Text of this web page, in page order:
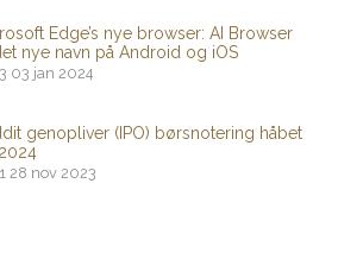
Edge’s nye browser: AI Browser
nye navn på Android og iOS
03 jan 2024
genopliver (IPO) børsnotering håbet
28 nov 2023